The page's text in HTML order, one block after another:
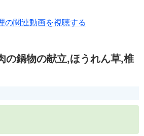
の関連動画を視聴する
の鍋物の献立,ほうれん草,椎